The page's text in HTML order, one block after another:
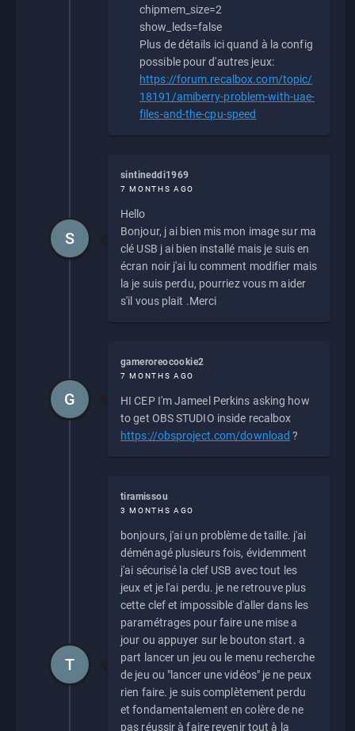
chipmem_size=2
show_leds=false
Plus de détails ici quand à la config
possible pour d'autres jeux:
https://forum.recalbox.com/topic/
18191/amiberry-problem-with-uae-
files-and-the-cpu-speed
sintineddi1969
7 MONTHS AGO
Hello
Bonjour, j ai bien mis mon image sur ma
clé USB j ai bien installé mais je suis en
écran noir j'ai lu comment modifier mais
la je suis perdu, pourriez vous m aider
s'il vous plait .Merci
S
gameroreocookie2
7 MONTHS AGO
HI CEP I'm Jameel Perkins asking how
to get OBS STUDIO inside recalbox
https://obsproject.com/download ?
G
tiramissou
3 MONTHS AGO
bonjours, j'ai un problème de taille. j'ai
déménagé plusieurs fois, évidemment
j'ai sécurisé la clef USB avec tout les
jeux et je l'ai perdu. je ne retrouve plus
cette clef et impossible d'aller dans les
paramétrages pour faire une mise a
jour ou appuyer sur le bouton start. a
part lancer un jeu ou le menu recherche
de jeu ou "lancer une vidéos" je ne peux
rien faire. je suis complètement perdu
et fondamentalement en colère de ne
pas réussir à faire revenir tout à la
T